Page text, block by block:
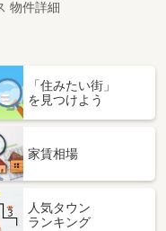
物件詳細
「住みたい街」
を見つけよう
家賃相場
人気タウン
ランキング